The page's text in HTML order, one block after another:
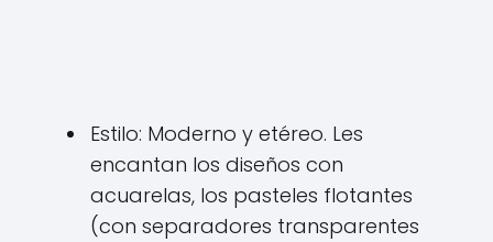
Estilo: Moderno y etéreo. Les
encantan los diseños con
acuarelas, los pasteles flotantes
(con separadores transparentes